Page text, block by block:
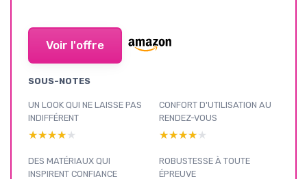
Voir l'offre
SOUS-NOTES
UN LOOK QUI NE LAISSE PAS
INDIFFÉRENT
★★★★★
★★★★★
CONFORT D'UTILISATION AU
RENDEZ-VOUS
★★★★★
★★★★★
DES MATÉRIAUX QUI
INSPIRENT CONFIANCE
ROBUSTESSE À TOUTE
ÉPREUVE